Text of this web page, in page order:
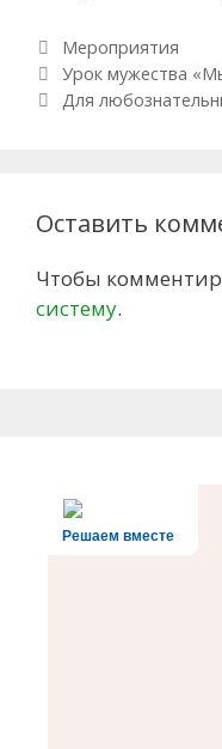
Рубрики
Мероприятия
Навигация по
Урок мужества
Для
Оставить
Чтобы
систему.
Решаем вместе